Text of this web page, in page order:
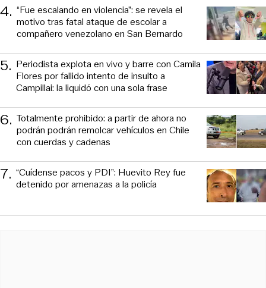
4. “Fue escalando en violencia”: se revela el
motivo tras fatal ataque de escolar a
compañero venezolano en San Bernardo
5. Periodista explota en vivo y barre con Camila
Flores por fallido intento de insulto a
Campillai: la liquidó con una sola frase
6. Totalmente prohibido: a partir de ahora no
podrán podrán remolcar vehículos en Chile
con cuerdas y cadenas
7. “Cuídense pacos y PDI”: Huevito Rey fue
detenido por amenazas a la policía